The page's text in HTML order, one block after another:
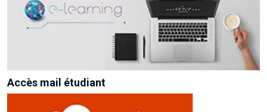
Accès mail étudiant